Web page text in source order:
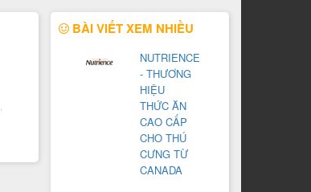
BÀI VIẾT XEM NHIỀU
NUTRIENCE
- THƯƠNG
HIỆU
THỨC ĂN
CAO CẤP
CHO THÚ
CƯNG TỪ
CANADA